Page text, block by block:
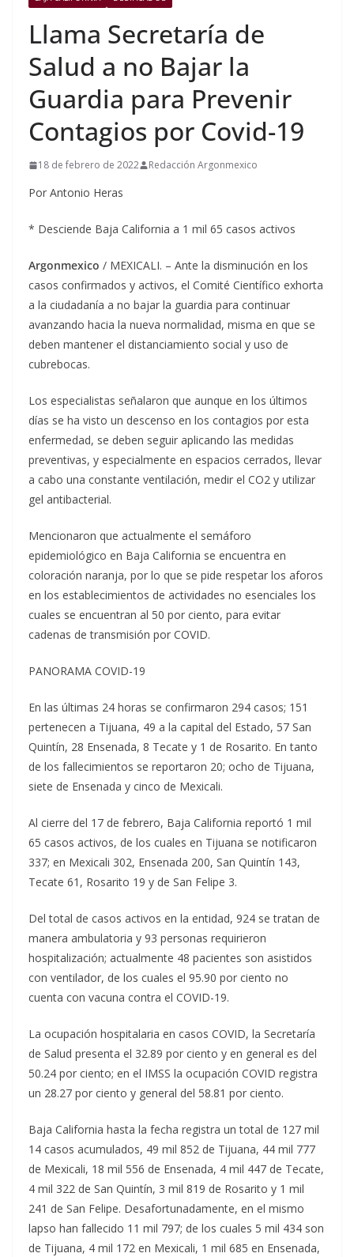
Llama Secretaría de
Salud a no Bajar la
Guardia para Prevenir
Contagios por Covid-19
18 de febrero de 2022 Redacción Argonmexico
Por Antonio Heras
* Desciende Baja California a 1 mil 65 casos activos
Argonmexico / MEXICALI. – Ante la disminución en los
casos confirmados y activos, el Comité Científico exhorta
a la ciudadanía a no bajar la guardia para continuar
avanzando hacia la nueva normalidad, misma en que se
deben mantener el distanciamiento social y uso de
cubrebocas.
Los especialistas señalaron que aunque en los últimos
días se ha visto un descenso en los contagios por esta
enfermedad, se deben seguir aplicando las medidas
preventivas, y especialmente en espacios cerrados, llevar
a cabo una constante ventilación, medir el CO2 y utilizar
gel antibacterial.
Mencionaron que actualmente el semáforo
epidemiológico en Baja California se encuentra en
coloración naranja, por lo que se pide respetar los aforos
en los establecimientos de actividades no esenciales los
cuales se encuentran al 50 por ciento, para evitar
cadenas de transmisión por COVID.
PANORAMA COVID-19
En las últimas 24 horas se confirmaron 294 casos; 151
pertenecen a Tijuana, 49 a la capital del Estado, 57 San
Quintín, 28 Ensenada, 8 Tecate y 1 de Rosarito. En tanto
de los fallecimientos se reportaron 20; ocho de Tijuana,
siete de Ensenada y cinco de Mexicali.
Al cierre del 17 de febrero, Baja California reportó 1 mil
65 casos activos, de los cuales en Tijuana se notificaron
337; en Mexicali 302, Ensenada 200, San Quintín 143,
Tecate 61, Rosarito 19 y de San Felipe 3.
Del total de casos activos en la entidad, 924 se tratan de
manera ambulatoria y 93 personas requirieron
hospitalización; actualmente 48 pacientes son asistidos
con ventilador, de los cuales el 95.90 por ciento no
cuenta con vacuna contra el COVID-19.
La ocupación hospitalaria en casos COVID, la Secretaría
de Salud presenta el 32.89 por ciento y en general es del
50.24 por ciento; en el IMSS la ocupación COVID registra
un 28.27 por ciento y general del 58.81 por ciento.
Baja California hasta la fecha registra un total de 127 mil
14 casos acumulados, 49 mil 852 de Tijuana, 44 mil 777
de Mexicali, 18 mil 556 de Ensenada, 4 mil 447 de Tecate,
4 mil 322 de San Quintín, 3 mil 819 de Rosarito y 1 mil
241 de San Felipe. Desafortunadamente, en el mismo
lapso han fallecido 11 mil 797; de los cuales 5 mil 434 son
de Tijuana, 4 mil 172 en Mexicali, 1 mil 685 en Ensenada,